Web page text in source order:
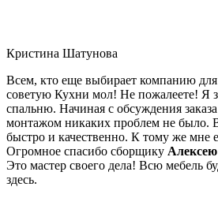
Кристина Шатунова
Всем, кто еще выбирает компанию для
советую Кухни мол! Не пожалеете! Я
спальню. Начиная с обсуждения
монтажом никаких проблем не было.
быстро и качественно. К тому же мне
Огромное спасибо сборщику Алексею
Это мастер своего дела! Всю мебель
здесь.